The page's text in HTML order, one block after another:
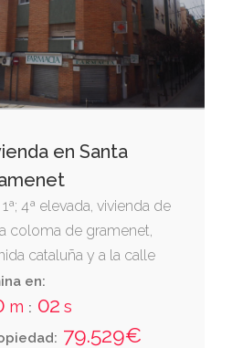
en Santa
4ª elevada, vivienda de
coloma de gramenet,
cataluña y a la calle
primera de las cuales
número 33 de policía
en:
m : 01 s
79.529€